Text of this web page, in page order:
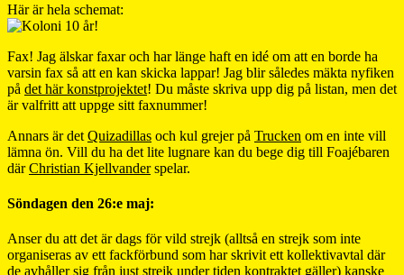
Här är hela schemat:
Fax! Jag älskar faxar och har länge haft en idé om att en borde ha
varsin fax så att en kan skicka lappar! Jag blir således mäkta nyfiken
på det här konstprojektet! Du måste skriva upp dig på listan, men det
är valfritt att uppge sitt faxnummer!
Annars är det Quizadillas och kul grejer på Trucken om en inte vill
lämna ön. Vill du ha det lite lugnare kan du bege dig till Foajébaren
därChristian Kjellvanderspelar.
Söndagen den 26:e maj:
Anser du att det är dags för vild strejk (alltså en strejk som inte
organiseras av ett fackförbund som har skrivit ett kollektivavtal där
de avhåller sig från just strejk under tiden kontraktet gäller) kanske